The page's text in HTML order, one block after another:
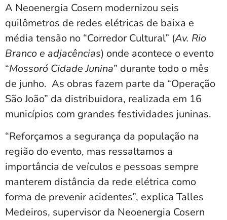
A Neoenergia Cosern modernizou seis
quilômetros de redes elétricas de baixa e
média tensão no “Corredor Cultural” (Av. Rio
Branco e adjacências) onde acontece o evento
“Mossoró Cidade Junina” durante todo o mês
de junho. As obras fazem parte da “Operação
São João” da distribuidora, realizada em 16
municípios com grandes festividades juninas.
“Reforçamos a segurança da população na
região do evento, mas ressaltamos a
importância de veículos e pessoas sempre
manterem distância da rede elétrica como
forma de prevenir acidentes”, explica Talles
Medeiros, supervisor da Neoenergia Cosern